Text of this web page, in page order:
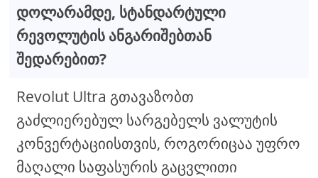
დოლარამდე, სტანდარტული
რევოლუტის ანგარიშებთან
შედარებით?
Revolut Ultra გთავაზობთ
გაძლიერებულ სარგებელს ვალუტის
კონვერტაციისთვის, როგორიცაა უფრო
მაღალი საფასურის გაცვლითი